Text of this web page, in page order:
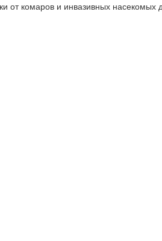
от комаров и инвазивных